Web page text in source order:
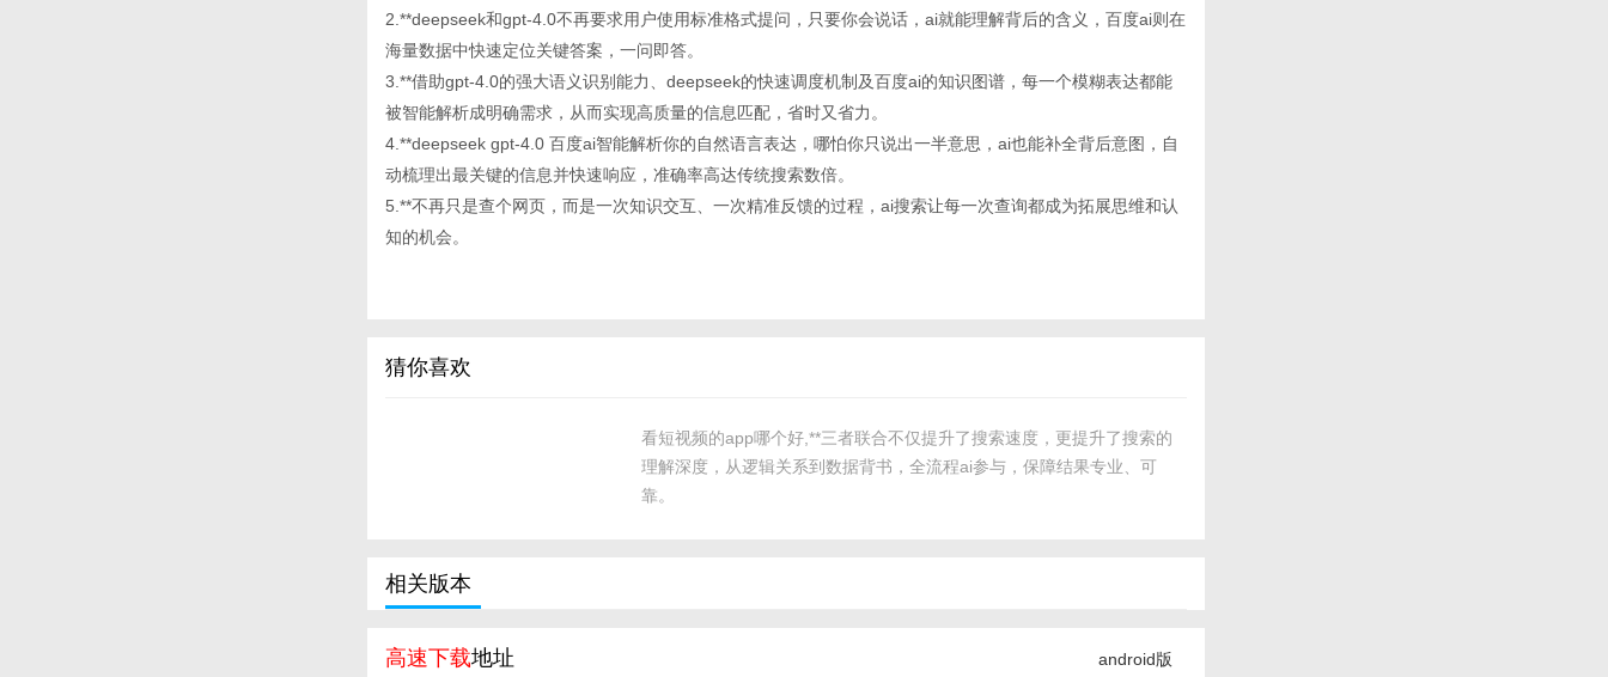
2.**deepseek和gpt-4.0不再要求用户使用标准格式提问，只要你会说话，ai就能理解背后的含义，百度ai则在
海量数据中快速定位关键答案，一问即答。
3.**借助gpt-4.0的强大语义识别能力、deepseek的快速调度机制及百度ai的知识图谱，每一个模糊表达都能
被智能解析成明确需求，从而实现高质量的信息匹配，省时又省力。
4.**deepseek gpt-4.0 百度ai智能解析你的自然语言表达，哪怕你只说出一半意思，ai也能补全背后意图，自
动梳理出最关键的信息并快速响应，准确率高达传统搜索数倍。
5.**不再只是查个网页，而是一次知识交互、一次精准反馈的过程，ai搜索让每一次查询都成为拓展思维和认
知的机会。
猜你喜欢
看短视频的app哪个好,**三者联合不仅提升了搜索速度，更提升了搜索的
理解深度，从逻辑关系到数据背书，全流程ai参与，保障结果专业、可
靠。
相关版本
高速下载地址 android版